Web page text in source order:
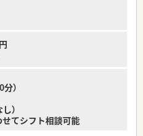
）
）
てシフト相談可能